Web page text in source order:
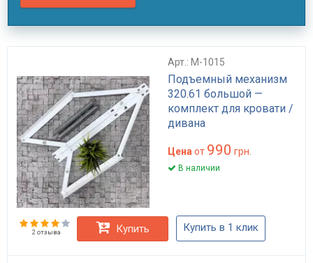
Арт.: M-1015
Подъемный механизм
320.61 большой —
комплект для кровати /
дивана
Цена от 990 грн.
В наличии
2 отзыва Купить Купить в 1 клик